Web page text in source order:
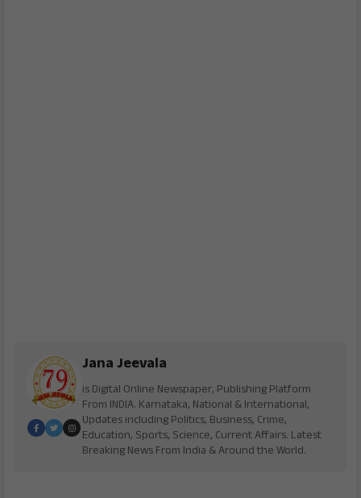
Jana Jeevala
is Digital Online Newspaper, Publishing Platform
From INDIA. Karnataka, National & International,
Updates including Politics, Business, Crime,
Education, Sports, Science, Current Affairs. Latest
Breaking News From India & Around the World.